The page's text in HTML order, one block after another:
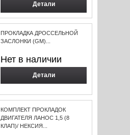
Детали
ПРОКЛАДКА ДРОССЕЛЬНОЙ
ЗАСЛОНКИ (GM)...
Нет в наличии
Детали
КОМПЛЕКТ ПРОКЛАДОК
ДВИГАТЕЛЯ ЛАНОС 1,5 (8
КЛАП)/ НЕКСИЯ...